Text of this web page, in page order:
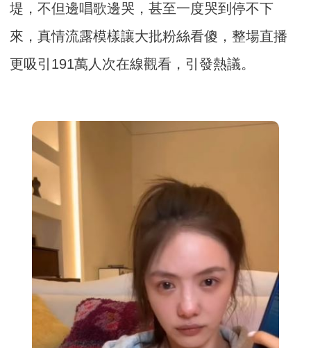
堤，不但邊唱歌邊哭，甚至一度哭到停不下
來，真情流露模樣讓大批粉絲看傻，整場直播
更吸引191萬人次在線觀看，引發熱議。